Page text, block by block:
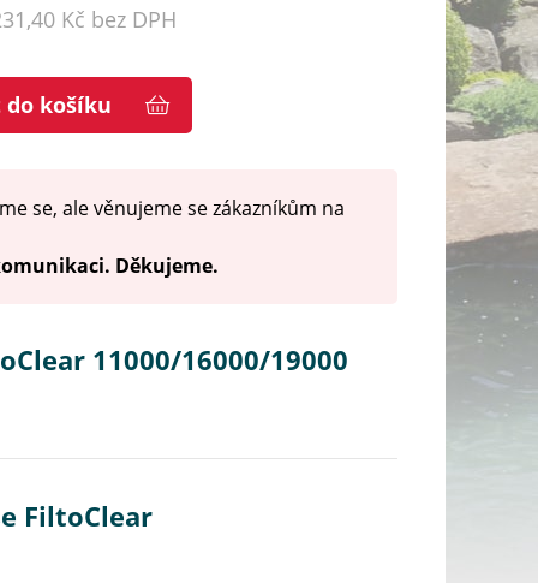
Kč bez DPH
do košíku
se, ale věnujeme se zákazníkům na
Děkujeme.
11000/16000/19000
FiltoClear